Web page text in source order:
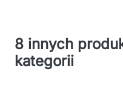
8 innych
kategorii